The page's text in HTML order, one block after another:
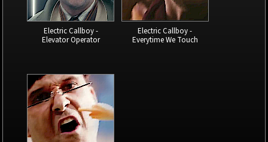
Electric Callboy -
Elevator Operator
Electric Callboy -
Everytime We Touch